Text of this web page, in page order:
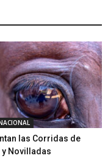
las Corridas de
Novilladas